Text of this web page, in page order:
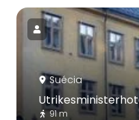
Suécia
91 m